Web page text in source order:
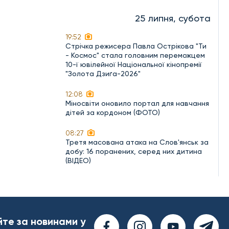
25 липня, субота
19:52
Стрічка режисера Павла Острікова "Ти
- Космос" стала головним переможцем
10-ї ювілейної Національної кінопремії
"Золота Дзиґа-2026"
12:08
Міносвіти оновило портал для навчання
дітей за кордоном (ФОТО)
08:27
Третя масована атака на Слов'янськ за
добу: 16 поранених, серед них дитина
(ВІДЕО)
за новинами у